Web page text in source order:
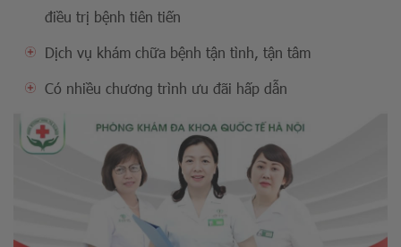
điều trị bệnh tiên tiến
Dịch vụ khám chữa bệnh tận tình, tận tâm
Có nhiều chương trình ưu đãi hấp dẫn